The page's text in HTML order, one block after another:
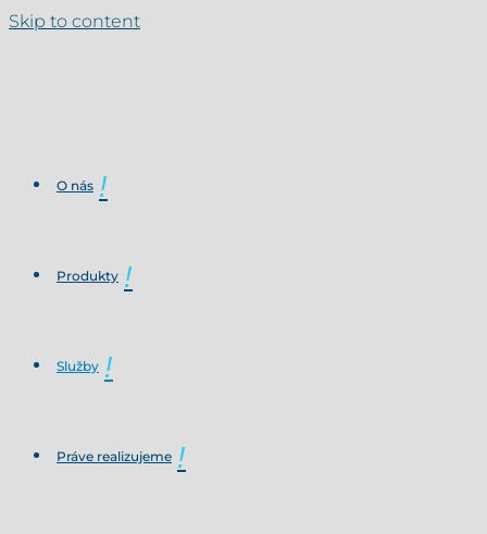
Skip to content
O nás
Produkty
Služby
Práve realizujeme